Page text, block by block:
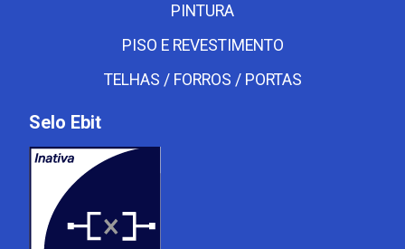
PINTURA
PISO E REVESTIMENTO
TELHAS / FORROS / PORTAS
Selo Ebit